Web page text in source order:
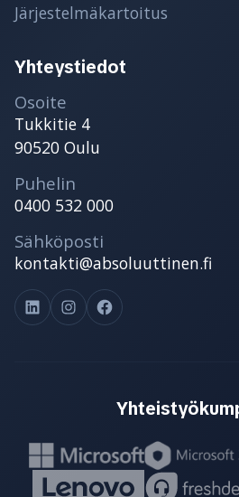
Järjestelmäkartoitus
Yhteystiedot
Osoite
Tukkitie 4
90520 Oulu
Puhelin
0400 532 000
Sähköposti
kontakti@absoluuttinen.fi
LinkedIn
Instagram
Facebook